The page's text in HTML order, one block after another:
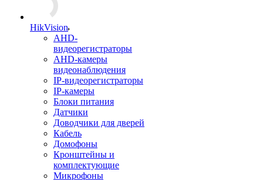
HikVision
AHD-
видеорегистраторы
AHD-камеры
видеонаблюдения
IP-видеорегистраторы
IP-камеры
Блоки питания
Датчики
Доводчики для дверей
Кабель
Домофоны
Кронштейны и
комплектующие
Микрофоны